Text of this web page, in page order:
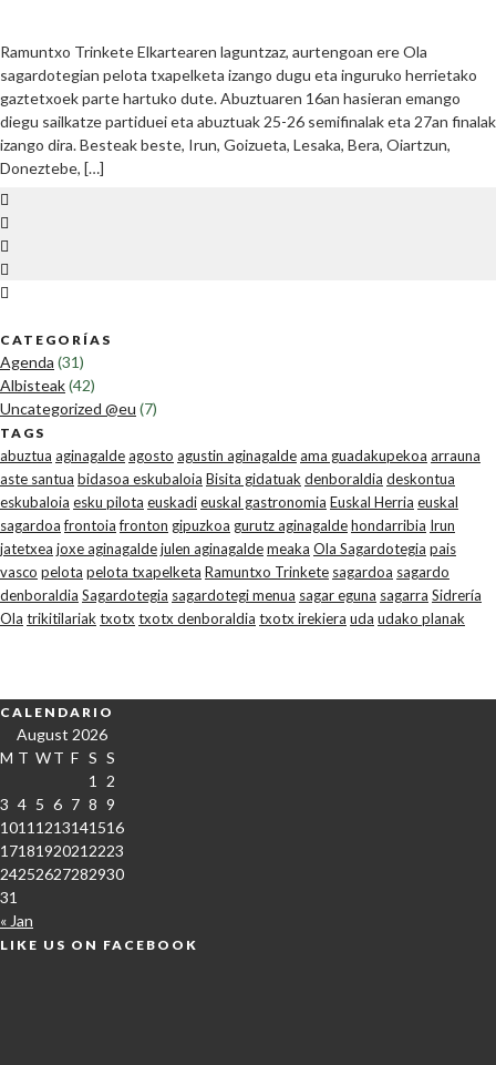
Ramuntxo Trinkete Elkartearen laguntzaz, aurtengoan ere Ola
sagardotegian pelota txapelketa izango dugu eta inguruko herrietako
gaztetxoek parte hartuko dute. Abuztuaren 16an hasieran emango
diegu sailkatze partiduei eta abuztuak 25-26 semifinalak eta 27an finalak
izango dira. Besteak beste, Irun, Goizueta, Lesaka, Bera, Oiartzun,
Doneztebe, […]
CATEGORÍAS
Agenda (31)
Albisteak(42)
Uncategorized @eu (7)
TAGS
abuztua aginagaldeagosto agustin aginagaldeama guadakupekoa arrauna
aste santua bidasoa eskubaloia Bisita gidatuakdenboraldia deskontua
eskubaloia esku pilota euskadieuskal gastronomia Euskal Herria euskal
sagardoa frontoia fronton gipuzkoa gurutz aginagaldehondarribia Irun
jatetxea joxe aginagaldejulen aginagaldemeaka Ola Sagardotegia pais
vasco pelota pelota txapelketa Ramuntxo Trinkete sagardoa sagardo
denboraldia Sagardotegia sagardotegi menua sagar eguna sagarra Sidrería
Ola trikitilariaktxotx txotx denboraldia txotx irekiera uda udako planak
CALENDARIO
August 2026
M T WT F S S
« Jan
1 2
3 4 5 6 7 8 9
10111213141516
17181920212223
24252627282930
31
LIKE US ON FACEBOOK